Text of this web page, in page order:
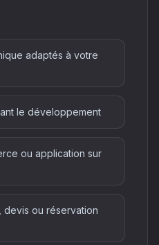
adaptés à votre
le développement
ou application sur
devis ou réservation